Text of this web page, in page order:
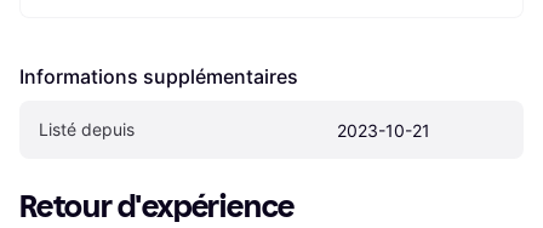
Informations supplémentaires
Listé depuis 2023-10-21
Retour d'expérience